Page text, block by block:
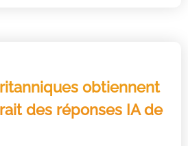
obtiennent
des réponses IA de